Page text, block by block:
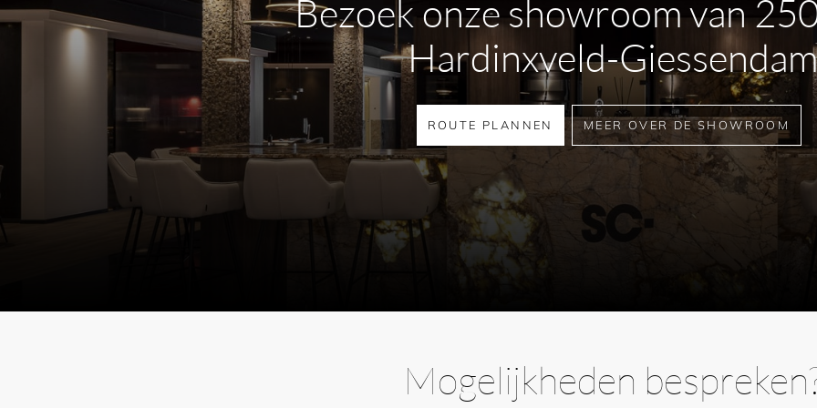
Satin
Polished
Satin Black
Satin Rose Gold
Light Gold Satin
Satin Gold
Black Polish
is een van de nieuwe kleuren binnen de collectie en
Bezoek onze showroom van
Hardinxveld-Giessendam
ROUTE PLANNEN MEER OVER DE SHOWROOM
Mogelijkheden